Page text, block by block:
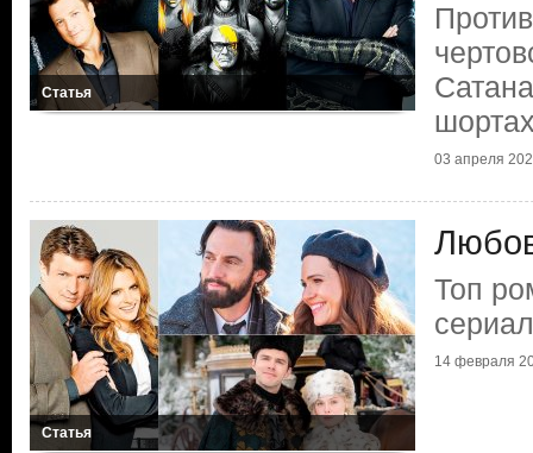
Статья
03 апреля
Статья
Топ
14 февраля